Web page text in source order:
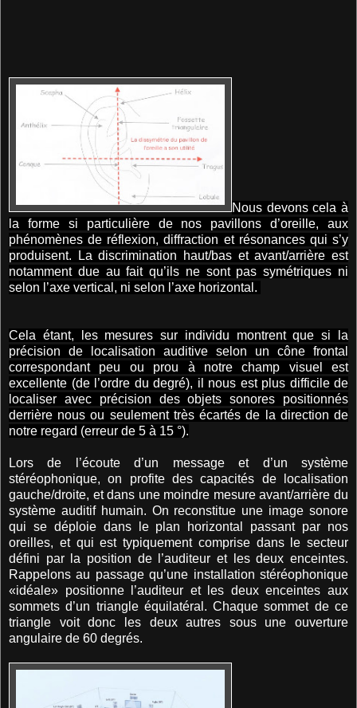
Nous devons cela à
la forme si particulière de nos pavillons d’oreille, aux
phénomènes de réflexion, diffraction et résonances qui s’y
produisent. La discrimination haut/bas et avant/arrière est
notamment due au fait qu’ils ne sont pas symétriques ni
selon l’axe vertical, ni selon l’axe horizontal.
Cela étant, les mesures sur individu montrent que si la
précision de localisation auditive selon un cône frontal
correspondant peu ou prou à notre champ visuel est
excellente (de l’ordre du degré), il nous est plus difficile de
localiser avec précision des objets sonores positionnés
derrière nous ou seulement très écartés de la direction de
notre regard (erreur de 5 à 15 °).
Lors de l’écoute d’un message et d’un système
stéréophonique, on profite des capacités de localisation
gauche/droite, et dans une moindre mesure avant/arrière du
système auditif humain. On reconstitue une image sonore
qui se déploie dans le plan horizontal passant par nos
oreilles, et qui est typiquement comprise dans le secteur
défini par la position de l’auditeur et les deux enceintes.
Rappelons au passage qu’une installation stéréophonique
«idéale» positionne l’auditeur et les deux enceintes aux
sommets d’un triangle équilatéral. Chaque sommet de ce
triangle voit donc les deux autres sous une ouverture
angulaire de 60 degrés.